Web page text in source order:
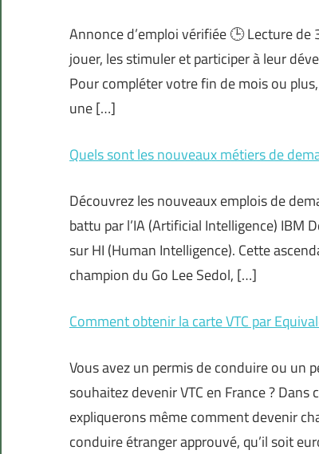
Annonce d’emploi vérifiée 🕒 Lecture
jouer, les stimuler et participer à leur
Pour compléter votre fin de mois ou
une […]
Quels sont les nouveaux métiers de
Découvrez les nouveaux emplois de
battu par l’IA (Artificial Intelligence) IBM
sur HI (Human Intelligence). Cette
champion du Go Lee Sedol, […]
Comment obtenir la carte VTC par
Vous avez un permis de conduire ou un
souhaitez devenir VTC en France ?
expliquerons même comment devenir
conduire étranger approuvé, qu’il soit